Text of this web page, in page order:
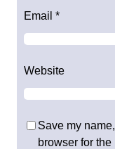
Email *
Website
Save my
browser for